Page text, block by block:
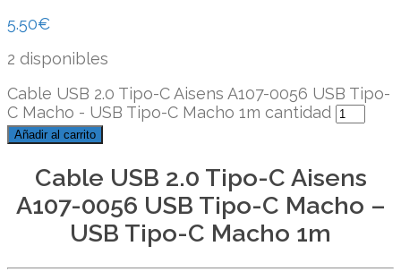
5.50€
2 disponibles
Cable USB 2.0 Tipo-C Aisens A107-0056 USB Tipo-
C Macho - USB Tipo-C Macho 1m cantidad
Añadir al carrito
Cable USB 2.0 Tipo-C Aisens
A107-0056 USB Tipo-C Macho –
USB Tipo-C Macho 1m